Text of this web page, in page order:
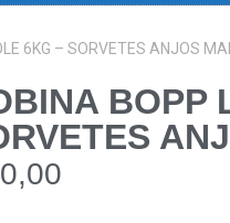
6KG – SORVETES ANJOS
BOPP
0,00